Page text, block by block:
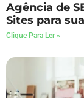
Agência de
Sites para
Clique Para Ler »